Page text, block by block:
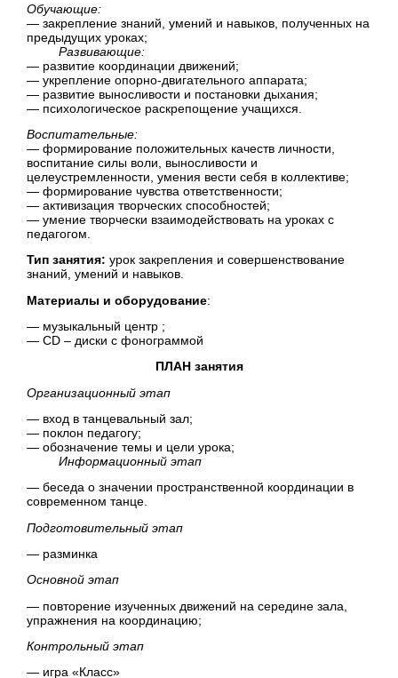
Обучающие:
— закрепление знаний, умений и навыков, полученных на
предыдущих уроках;
Развивающие:
— развитие координации движений;
— укрепление опорно-двигательного аппарата;
— развитие выносливости и постановки дыхания;
— психологическое раскрепощение учащихся.
Воспитательные:
— формирование положительных качеств личности,
воспитание силы воли, выносливости и
целеустремленности , умения вести себя в коллективе;
— формирование чувства ответственности;
— активизация творческих способностей;
— умение творчески взаимодействовать на уроках с
педагогом.
Тип занятия: урок закрепления и совершенствование
знаний, умений и навыков.
Материалы и оборудование:
— музыкальный центр ;
— CD – диски с фонограммой
ПЛАН занятия
Организационный этап
— вход в танцевальный зал;
— поклон педагогу;
— обозначение темы и цели урока;
Информационный этап
— беседа о значении пространственной координации в
современном танце.
Подготовительный этап
— разминка
Основной этап
— повторение изученных движений на середине зала,
упражнения на координацию;
Контрольный этап
— игра «Класс»